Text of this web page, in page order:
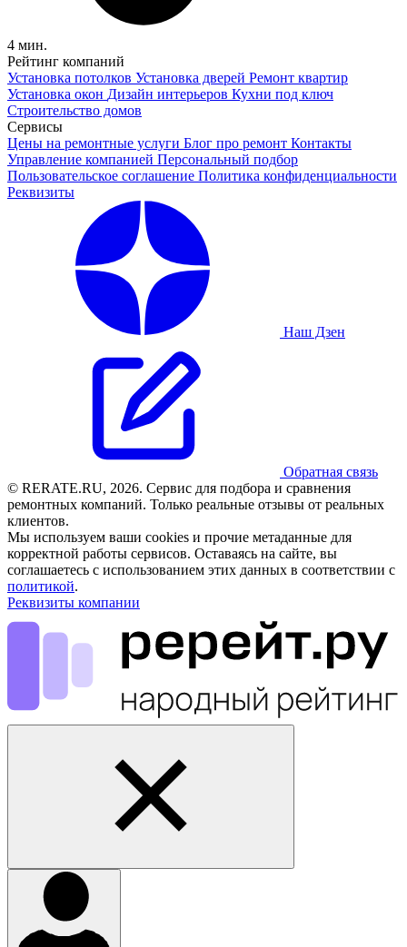
4 мин.
Рейтинг компаний
Установка потолков Установка дверей Ремонт квартир
Установка окон Дизайн интерьеров Кухни под ключ
Строительство домов
Сервисы
Цены на ремонтные услуги Блог про ремонт Контакты
Управление компанией Персональный подбор
Пользовательское соглашение Политика конфиденциальности
Реквизиты
Наш Дзен
Обратная связь
© RERATE.RU, 2026. Сервис для подбора и сравнения
ремонтных компаний. Только реальные отзывы от реальных
клиентов.
Мы используем ваши cookies и прочие метаданные для
корректной работы сервисов. Оставаясь на сайте, вы
соглашаетесь с использованием этих данных в соответствии с
политикой.
Реквизиты компании